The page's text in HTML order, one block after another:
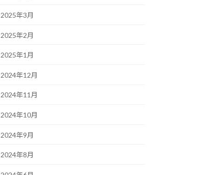
2025年3月
2025年2月
2025年1月
2024年12月
2024年11月
2024年10月
2024年9月
2024年8月